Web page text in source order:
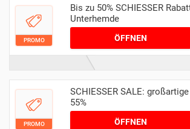
PROMO
Bis zu 50% SCHIESSER
Unterhemde
ÖFFNEN
PROMO
SCHIESSER SALE:
55%
ÖFFNEN